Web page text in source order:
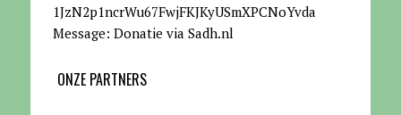
1JzN2p1ncrWu67FwjFKJKyUSmXPCNoYvda
Message: Donatie via Sadh.nl
ONZE PARTNERS